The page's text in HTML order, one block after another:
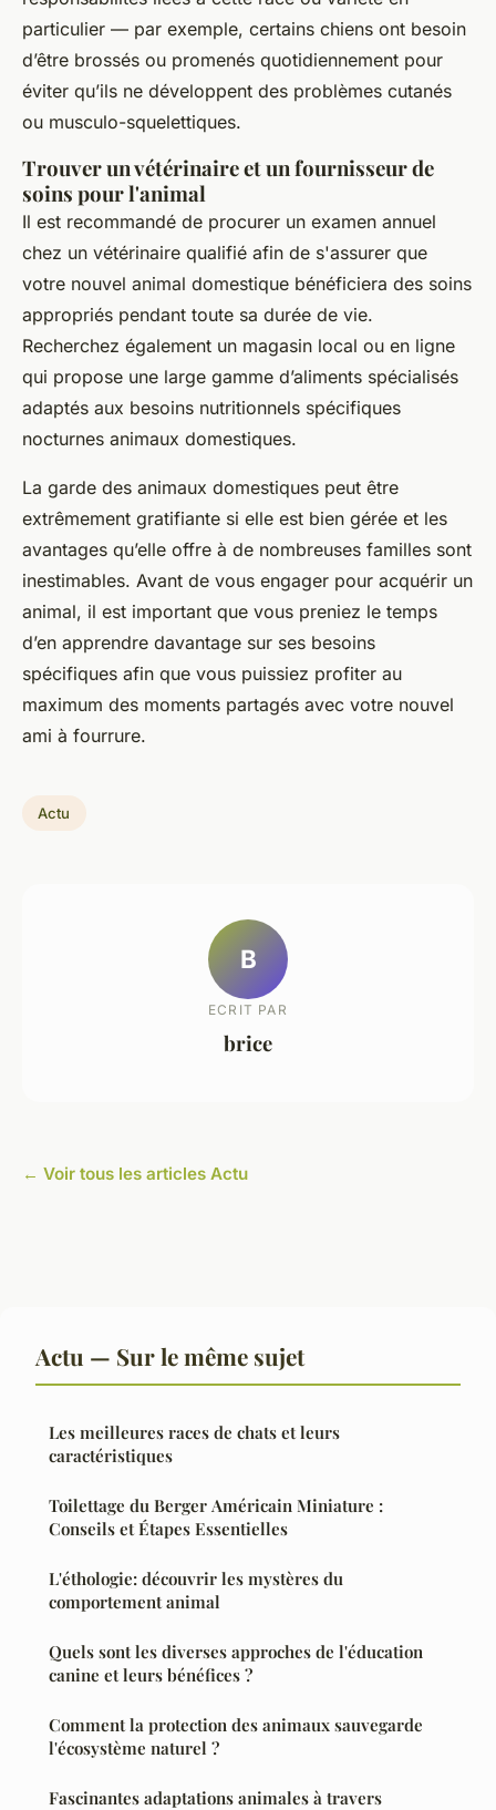
particulier — par exemple, certains chiens ont besoin
d’être brossés ou promenés quotidiennement pour
éviter qu’ils ne développent des problèmes cutanés
ou musculo-squelettiques.
Trouver un vétérinaire et un fournisseur de
soins pour l'animal
Il est recommandé de procurer un examen annuel
chez un vétérinaire qualifié afin de s'assurer que
votre nouvel animal domestique bénéficiera des soins
appropriés pendant toute sa durée de vie.
Recherchez également un magasin local ou en ligne
qui propose une large gamme d’aliments spécialisés
adaptés aux besoins nutritionnels spécifiques
nocturnes animaux domestiques.
La garde des animaux domestiques peut être
extrêmement gratifiante si elle est bien gérée et les
avantages qu’elle offre à de nombreuses familles sont
inestimables. Avant de vous engager pour acquérir un
animal, il est important que vous preniez le temps
d’en apprendre davantage sur ses besoins
spécifiques afin que vous puissiez profiter au
maximum des moments partagés avec votre nouvel
ami à fourrure.
Actu
B
ECRIT PAR
brice
← Voir tous les articles Actu
Actu — Sur le même sujet
Les meilleures races de chats et leurs
caractéristiques
Toilettage du Berger Américain Miniature :
Conseils et Étapes Essentielles
L'éthologie: découvrir les mystères du
comportement animal
Quels sont les diverses approches de l'éducation
canine et leurs bénéfices ?
Comment la protection des animaux sauvegarde
l'écosystème naturel ?
Fascinantes adaptations animales à travers